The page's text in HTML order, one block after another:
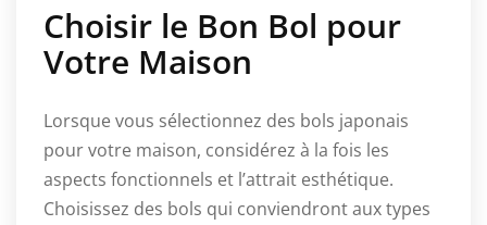
Choisir le Bon Bol pour
Votre Maison
Lorsque vous sélectionnez des bols japonais
pour votre maison, considérez à la fois les
aspects fonctionnels et l’attrait esthétique.
Choisissez des bols qui conviendront aux types